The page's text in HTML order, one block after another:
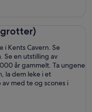
grotter)
Kents Cavern. Se
Se en utstilling av
år gammelt. Ta ungene
la dem leke i et
med te og scones i